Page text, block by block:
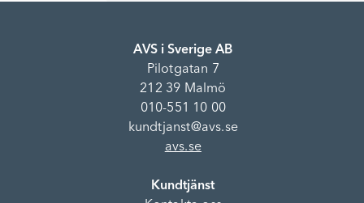
AVS i Sverige AB
Pilotgatan 7
212 39 Malmö
010-551 10 00
kundtjanst@avs.se
avs.se
Kundtjänst